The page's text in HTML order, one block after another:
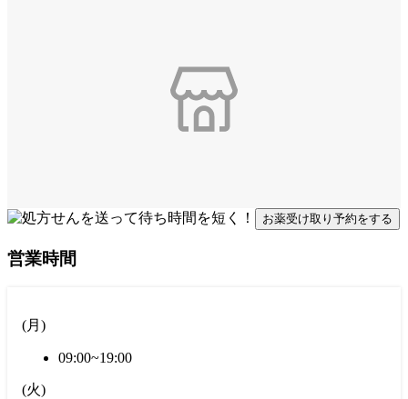
お薬受け取り予約をする
営業時間
(月 )
09:00~19:00
(火)